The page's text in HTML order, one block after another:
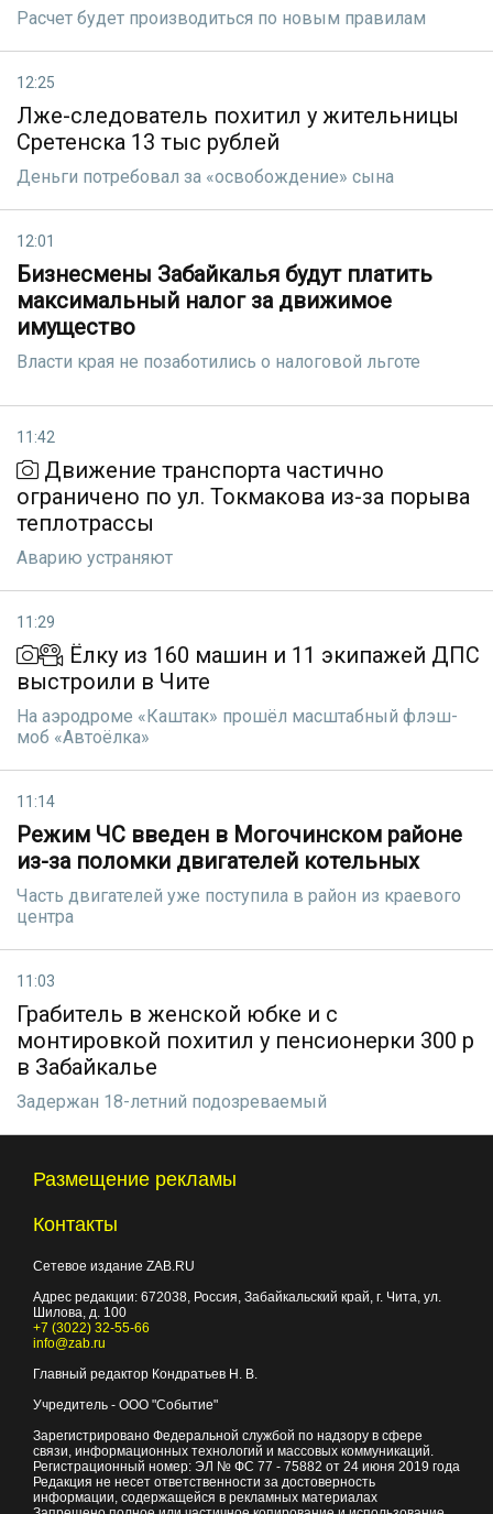
Расчет будет производиться по новым правилам
12:25
Лже-следователь похитил у жительницы
Сретенска 13 тыс рублей
Деньги потребовал за «освобождение» сына
12:01
Бизнесмены Забайкалья будут платить
максимальный налог за движимое
имущество
Власти края не позаботились о налоговой льготе
11:42
Движение транспорта частично
ограничено по ул. Токмакова из-за порыва
теплотрассы
Аварию устраняют
11:29
Ёлку из 160 машин и 11 экипажей ДПС
выстроили в Чите
На аэродроме «Каштак» прошёл масштабный флэш-
моб «Автоёлка»
11:14
Режим ЧС введен в Могочинском районе
из-за поломки двигателей котельных
Часть двигателей уже поступила в район из краевого
центра
11:03
Грабитель в женской юбке и с
монтировкой похитил у пенсионерки 300 р
в Забайкалье
Задержан 18-летний подозреваемый
Размещение рекламы
Контакты
Сетевое издание ZAB.RU
Адрес редакции: 672038, Россия, Забайкальский край, г. Чита, ул.
Шилова, д. 100
+7 (3022) 32-55-66
info@zab.ru
Главный редактор Кондратьев Н. В.
Учредитель - ООО "Событие"
Зарегистрировано Федеральной службой по надзору в сфере
связи, информационных технологий и массовых коммуникаций.
Регистрационный номер: ЭЛ № ФС 77 - 75882 от 24 июня 2019 года
Редакция не несет ответственности за достоверность
информации, содержащейся в рекламных материалах